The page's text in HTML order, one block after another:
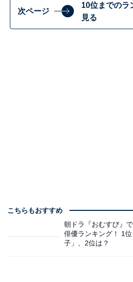
次ページ
10位までのラ
見る
こちらもおすすめ
朝ドラ『おむすび』
俳優ランキング！ 1
子」、2位は？